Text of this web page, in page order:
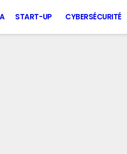
START-UP CYBERSÉCURITÉ